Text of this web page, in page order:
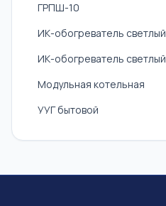
ГРПШ-10
ИК-обогреватель светлый
ИК-обогреватель светлый
Модульная котельная
УУГ бытовой